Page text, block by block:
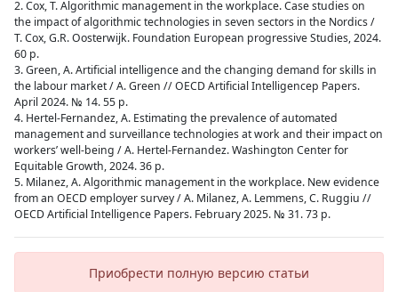
2. Cox, T. Algorithmic management in the workplace. Case studies on
the impact of algorithmic technologies in seven sectors in the Nordics /
T. Cox, G.R. Oosterwijk. Foundation European progressive Studies, 2024.
60 p.
3. Green, A. Artificial intelligence and the changing demand for skills in
the labour market / A. Green // OECD Artificial Intelligencep Papers.
April 2024. № 14. 55 p.
4. Hertel-Fernandez, A. Estimating the prevalence of automated
management and surveillance technologies at work and their impact on
workers’ well-being / A. Hertel-Fernandez. Washington Center for
Equitable Growth, 2024. 36 p.
5. Milanez, A. Algorithmic management in the workplace. New evidence
from an OECD employer survey / A. Milanez, А. Lemmens, С. Ruggiu //
OECD Artificial Intelligence Papers. February 2025. № 31. 73 p.
Приобрести полную версию статьи